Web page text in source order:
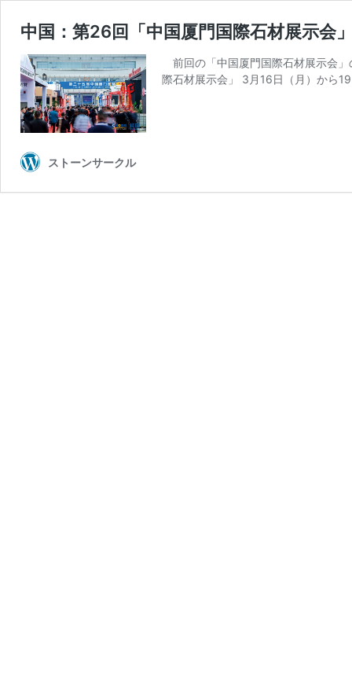
中国：第26回「中国厦門国際石材展示
前回の「中国厦門国際石材展示会
際石材展示会」 3月16日（月）から
ストーンサークル